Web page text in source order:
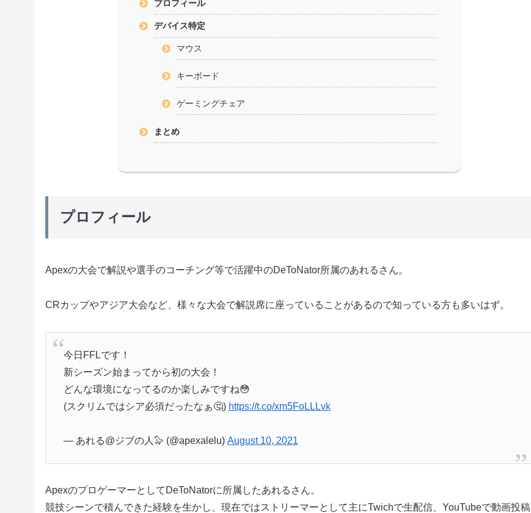
プロフィール
デバイス特定
マウス
キーボード
ゲーミングチェア
まとめ
プロフィール
Apexの大会で解説や選手のコーチング等で活躍中のDeToNator所属のあれるさん。
CRカップやアジア大会など、様々な大会で解説席に座っていることがあるので知っている方も多いはず。
今日FFLです！
新シーズン始まってから初の大会！
どんな環境になってるのか楽しみですね😳
(スクリムではシア必須だったなぁ🤔) https://t.co/xm5FoLLLvk
— あれる@ジブの人🦭 (@apexalelu) August 10, 2021
ApexのプロゲーマーとしてDeToNatorに所属したあれるさん。
競技シーンで積んできた経験を生かし、現在ではストリーマーとして主にTwichで生配信、YouTubeで動画投稿